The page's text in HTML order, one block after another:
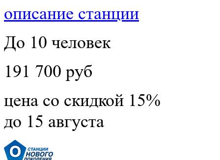
описание станции
До 10 человек
191 700 руб
цена со скидкой 15%
до 15 августа